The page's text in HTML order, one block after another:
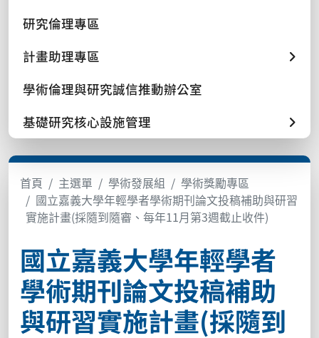
研究倫理專區
計畫助理專區
學術倫理與研究誠信推動辦公室
基礎研究核心設施管理
首頁 主選單 學術發展組
學術獎勵專區
國立嘉義大學年輕學者學術期刊論文投稿補助與研習
實施計畫(採隨到隨審、每年11月第3週截止收件)
國立嘉義大學年輕學者
學術期刊論文投稿補助
與研習實施計畫(採隨到